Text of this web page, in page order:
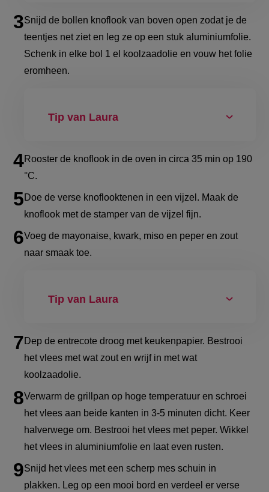
Snijd de bollen knoflook van boven open zodat je de
teentjes net ziet en leg ze op een stuk aluminiumfolie.
Schenk in elke bol 1 el koolzaadolie en vouw het folie
eromheen.
Tip van Laura
Rooster de knoflook in de oven in circa 35 min op 190
°C.
Doe de verse knoflooktenen in een vijzel. Maak de
knoflook met de stamper van de vijzel fijn.
Voeg de mayonaise, kwark, miso en peper en zout
naar smaak toe.
Tip van Laura
Dep de entrecote droog met keukenpapier. Bestrooi
het vlees met wat zout en wrijf in met wat
koolzaadolie.
Verwarm de grillpan op hoge temperatuur en schroei
het vlees aan beide kanten in 3-5 minuten dicht. Keer
halverwege om. Bestrooi het vlees met peper. Wikkel
het vlees in aluminiumfolie en laat even rusten.
Snijd het vlees met een scherp mes schuin in
plakken. Leg op een mooi bord en verdeel er verse